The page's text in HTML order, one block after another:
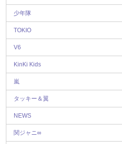
少年隊
TOKIO
V6
KinKi Kids
嵐
タッキー＆翼
NEWS
関ジャニ∞